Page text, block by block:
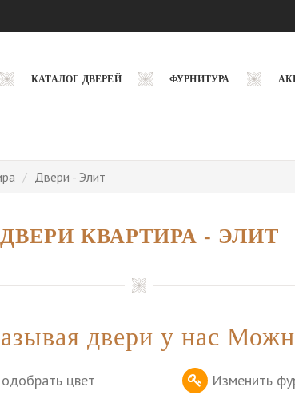
КАТАЛОГ ДВЕРЕЙ ФУРНИТУРА
Двери - Элит
ДВЕРИ КВАРТИРА - ЭЛИТ
двери у нас
цвет Изменить